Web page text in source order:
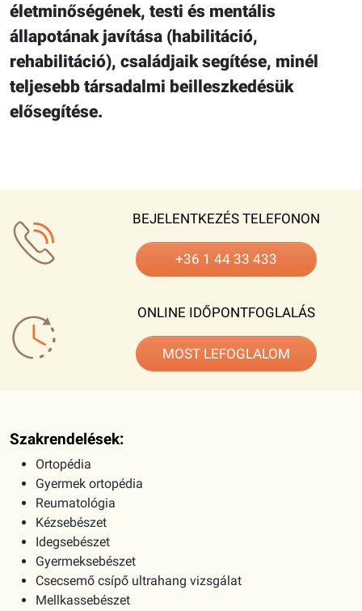
életminőségének, testi és mentális
állapotának javítása (habilitáció,
rehabilitáció), családjaik segítése, minél
teljesebb társadalmi beilleszkedésük
elősegítése.
BEJELENTKEZÉS TELEFONON
+36 1 44 33 433
ONLINE IDŐPONTFOGLALÁS
MOST LEFOGLALOM
Szakrendelések:
Ortopédia
Gyermek ortopédia
Reumatológia
Kézsebészet
Idegsebészet
Gyermeksebészet
Csecsemő csípő ultrahang vizsgálat
Mellkassebészet